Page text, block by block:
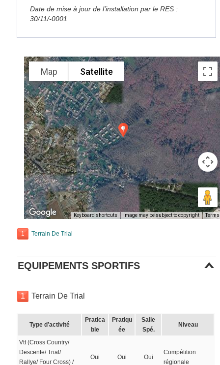
Date de mise à jour de l’installation par le RES :
30/11/-0001
Map Satellite
Keyboard shortcuts Image may be subject to copyright Terms
1 Terrain De Trial
EQUIPEMENTS SPORTIFS
1 Terrain De Trial
Type d’activité
Pratica
ble
Pratiqu
ée
Salle
Spé.
Niveau
Vtt (Cross Country/
Descente/ Trial/
Rallye/ Four Cross) /
Oui Oui Oui
Compétition
régionale